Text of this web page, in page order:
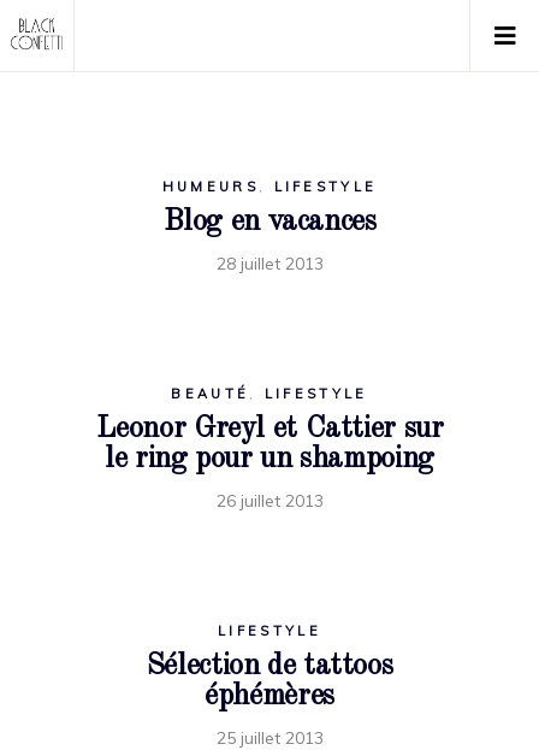
HUMEURS , LIFESTYLE
Blog en vacances
28 juillet 2013
BEAUTÉ , LIFESTYLE
Leonor Greyl et Cattier sur
le ring pour un shampoing
26 juillet 2013
LIFESTYLE
Sélection de tattoos
éphémères
25 juillet 2013